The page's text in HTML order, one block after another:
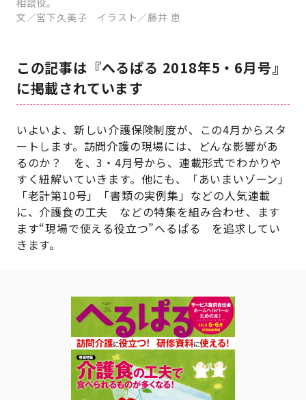
相談役。
文／宮下久美子 イラスト／藤井 恵
この記事は『へるぱる 2018年5・6月号』
に掲載されています
いよいよ、新しい介護保険制度が、この4月からスタ
ートします。訪問介護の現場には、どんな影響があ
るのか？ を、3・4月号から、連載形式でわかりや
すく紐解いていきます。他にも、「あいまいゾーン」
「老計第10号」「書類の実例集」などの人気連載
に、介護食の工夫 などの特集を組み合わせ、ます
ます“現場で使える役立つ”へるぱる を追求してい
きます。